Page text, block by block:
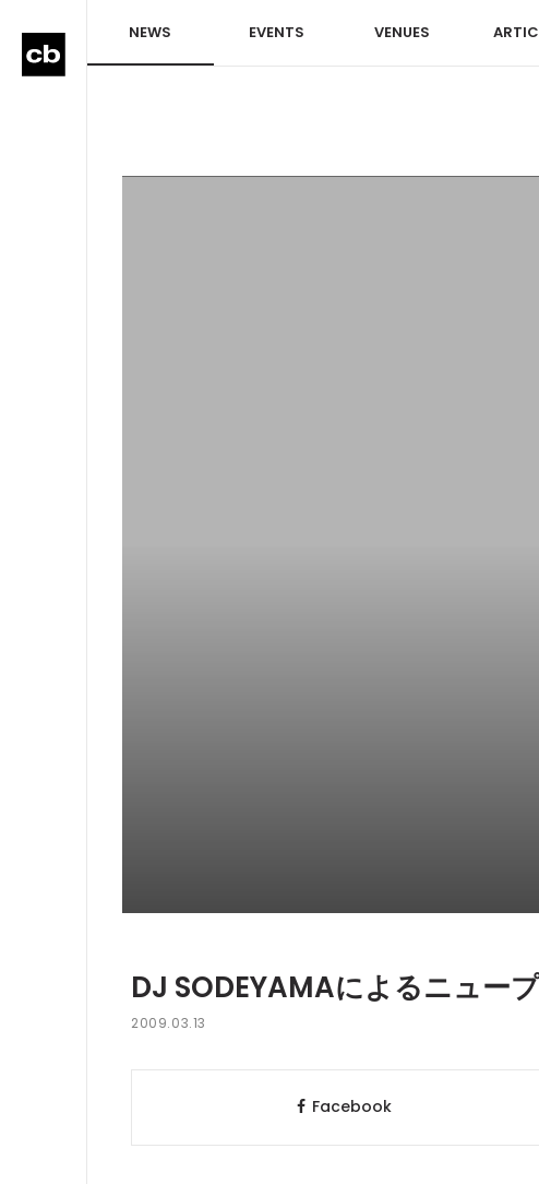
NEWS EVENTS VENUES
DJ SODEYAMAによるニュー
2009.03.13
Facebook